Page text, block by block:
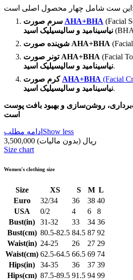
این ست شامل چهار محصول اصلی است:
AHA+BHA
نیاسینامید و سالیسیلیک اسید
شوینده صورت AHA+BHA
تونر صورت AHA+BHA
نیاسینامید و سالیسیلیک اسید.
کرم صورت AHA+BHA (Facial
نیاسینامید و سالیسیلیک اسید.
روشن‌سازی و بهبود بافت پوست
است
ادامه مطلب Show less
3,500,000 ریال (بدون مالیات)
Size chart
Women's clothing size
Size XS S M L
Euro
32/34 36 38 40
USA
0/2 4 6
8
Bust(in)
31-32 33 34 36
Bust(cm) 80.5-82.5 84.5 87 92
Waist(in) 24-25 26 27 29
Waist(cm) 62.5-64.5 66.5 69 74
Hips(in)
34-35 36 37 39
Hips(cm) 87.5-89.5 91.5 94 99